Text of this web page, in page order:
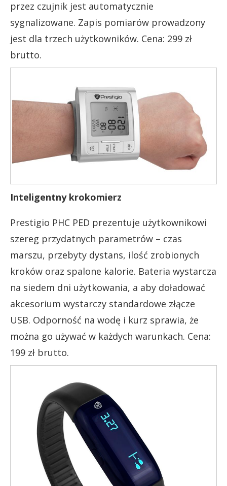
przez czujnik jest automatycznie
sygnalizowane. Zapis pomiarów prowadzony
jest dla trzech użytkowników. Cena: 299 zł
brutto.
Inteligentny krokomierz
Prestigio PHC PED prezentuje użytkownikowi
szereg przydatnych parametrów – czas
marszu, przebyty dystans, ilość zrobionych
kroków oraz spalone kalorie. Bateria wystarcza
na siedem dni użytkowania, a aby doładować
akcesorium wystarczy standardowe złącze
USB. Odporność na wodę i kurz sprawia, że
można go używać w każdych warunkach. Cena:
199 zł brutto.